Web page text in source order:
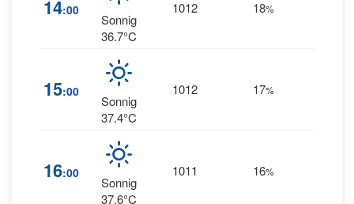
14:00
Sonnig
36.7°C
1012 18%
15:00
Sonnig
37.4°C
1012 17%
16:00
Sonnig
37.6°C
1011 16%